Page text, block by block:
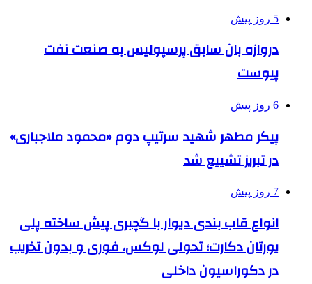
5 روز پیش
دروازه بان سابق پرسپولیس به صنعت نفت
پیوست
6 روز پیش
پیکر مطهر شهید سرتیپ دوم «محمود ملاجباری»
در تبریز تشییع شد
7 روز پیش
انواع قاب بندی دیوار با گچبری پیش ساخته پلی
یورتان دکارت؛ تحولی لوکس، فوری و بدون تخریب
در دکوراسیون داخلی